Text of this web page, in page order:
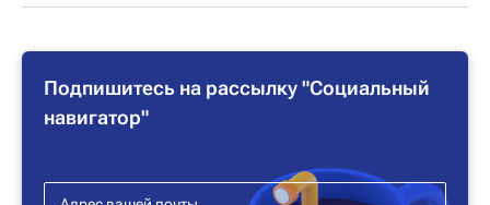
Подпишитесь на рассылку "Социальный
навигатор"